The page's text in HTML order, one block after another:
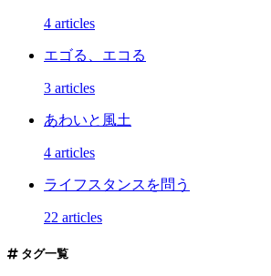
4 articles
エゴる、エコる
3 articles
あわいと風土
4 articles
ライフスタンスを問う
22 articles
タグ一覧